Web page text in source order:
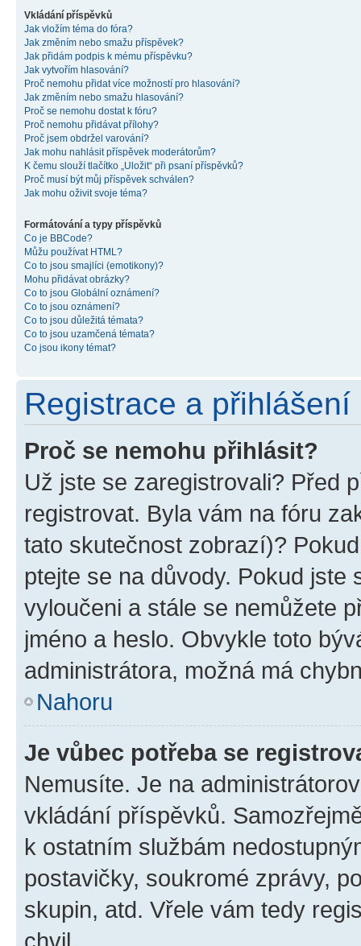
Vkládání příspěvků
Jak vložím téma do fóra?
Jak změním nebo smažu příspěvek?
Jak přidám podpis k mému příspěvku?
Jak vytvořím hlasování?
Proč nemohu přidat více možností pro hlasování?
Jak změním nebo smažu hlasování?
Proč se nemohu dostat k fóru?
Proč nemohu přidávat přílohy?
Proč jsem obdržel varování?
Jak mohu nahlásit příspěvek moderátorům?
K čemu slouží tlačítko „Uložit“ při psaní příspěvků?
Proč musí být můj příspěvek schválen?
Jak mohu oživit svoje téma?
Formátování a typy příspěvků
Co je BBCode?
Můžu používat HTML?
Co to jsou smajlíci (emotikony)?
Mohu přidávat obrázky?
Co to jsou Globální oznámení?
Co to jsou oznámení?
Co to jsou důležitá témata?
Co to jsou uzamčená témata?
Co jsou ikony témat?
Registrace a přihlášení
Proč se nemohu přihlásit?
Už jste se zaregistrovali? Před
registrovat. Byla vám na fóru
tato skutečnost zobrazí)?
ptejte se na důvody. Pokud jste
vyloučeni a stále se nemůžete
jméno a heslo. Obvykle toto
administrátora, možná má
Nahoru
Je vůbec potřeba se
Nemusíte. Je na
vkládání příspěvků.
k ostatním službám
postavičky, soukromé zprávy,
skupin, atd. Vřele vám tedy